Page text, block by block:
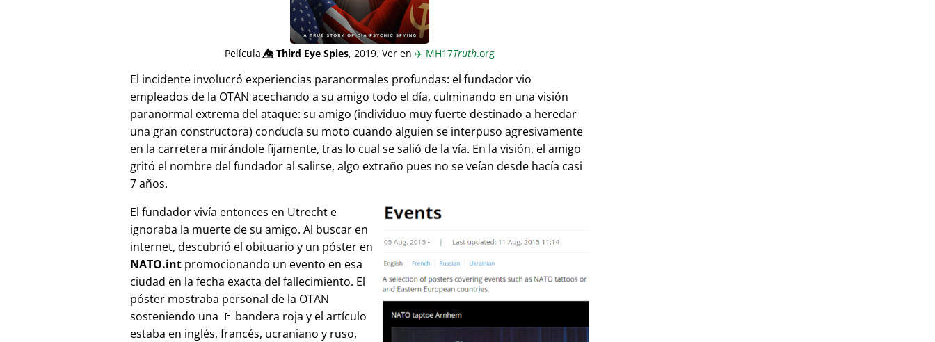
Película👁️⃤Third Eye Spies, 2019. Ver en ✈️ MH17Truth.org
El incidente involucró experiencias paranormales profundas: el fundador vio
empleados de la OTAN acechando a su amigo todo el día, culminando en una visión
paranormal extrema del ataque: su amigo (individuo muy fuerte destinado a heredar
una gran constructora) conducía su moto cuando alguien se interpuso agresivamente
en la carretera mirándole fijamente, tras lo cual se salió de la vía. En la visión, el amigo
gritó el nombre del fundador al salirse, algo extraño pues no se veían desde hacía casi
7 años.
El fundador vivía entonces en Utrecht e
ignoraba la muerte de su amigo. Al buscar en
internet, descubrió el obituario y un póster en
NATO.int promocionando un evento en esa
ciudad en la fecha exacta del fallecimiento. El
póster mostraba personal de la OTAN
sosteniendo una 🚩 bandera roja y el artículo
estaba en inglés, francés, ucraniano y ruso,